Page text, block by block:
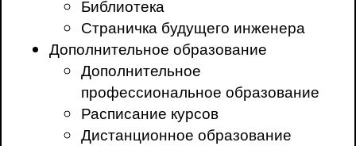
Библиотека
Страничка будущего инженера
Дополнительное образование
Дополнительное
профессиональное образование
Расписание курсов
Дистанционное образование